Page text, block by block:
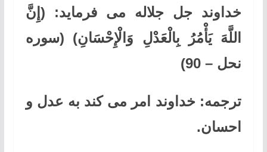
خداوند جل جلاله می فرماید: (إِنَّ
اللَّهَ يَأْمُرُ بِالْعَدْلِ وَالْإِحْسَانِ) (سوره
نحل –
90)
ترجمه: خداوند امر می کند به عدل و
احسان.